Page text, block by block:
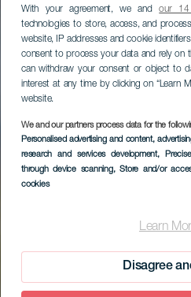
With your agreement, we andour 14
technologies to store, access, and
website, IP addresses and cookie
consent to process your data and rely on
can withdraw your consent or object to
interest at any time by clicking on “Learn
website.
We and our partners process data for the
Personalised advertising and content,
research and services development,
through device scanning, Store and/or
cookies
Learn
Disagree